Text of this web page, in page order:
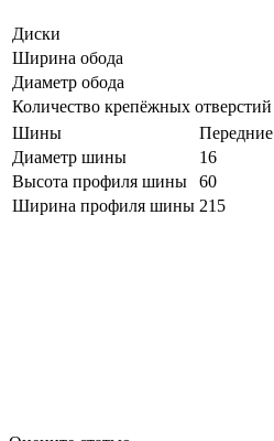
Диски
Ширина обода
Диаметр обода
Количество крепёжных отверстий
Шины
Передние
Диаметр шины
16
Высота профиля шины
60
Ширина профиля шины 215